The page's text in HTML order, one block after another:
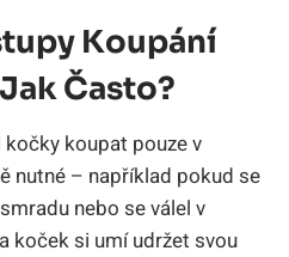
Koupání
Často?
koupat pouze v
nutné – například pokud se
nebo se válel v
koček si umí udržet svou